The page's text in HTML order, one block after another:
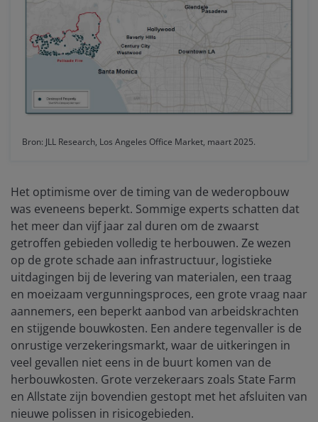
Bron: JLL Research, Los Angeles Office Market, maart 2025.
Het optimisme over de timing van de wederopbouw
was eveneens beperkt. Sommige experts schatten dat
het meer dan vijf jaar zal duren om de zwaarst
getroffen gebieden volledig te herbouwen. Ze wezen
op de grote schade aan infrastructuur, logistieke
uitdagingen bij de levering van materialen, een traag
en moeizaam vergunningsproces, een grote vraag naar
aannemers, een beperkt aanbod van arbeidskrachten
en stijgende bouwkosten. Een andere tegenvaller is de
onrustige verzekeringsmarkt, waar de uitkeringen in
veel gevallen niet eens in de buurt komen van de
herbouwkosten. Grote verzekeraars zoals State Farm
en Allstate zijn bovendien gestopt met het afsluiten van
nieuwe polissen in risicogebieden.